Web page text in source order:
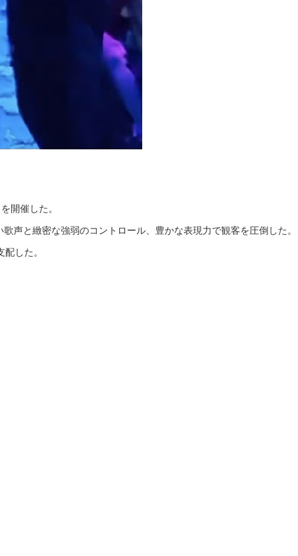
開催した。
声と緻密な強弱のコントロール、豊かな表現力で観客を圧倒した。
した。